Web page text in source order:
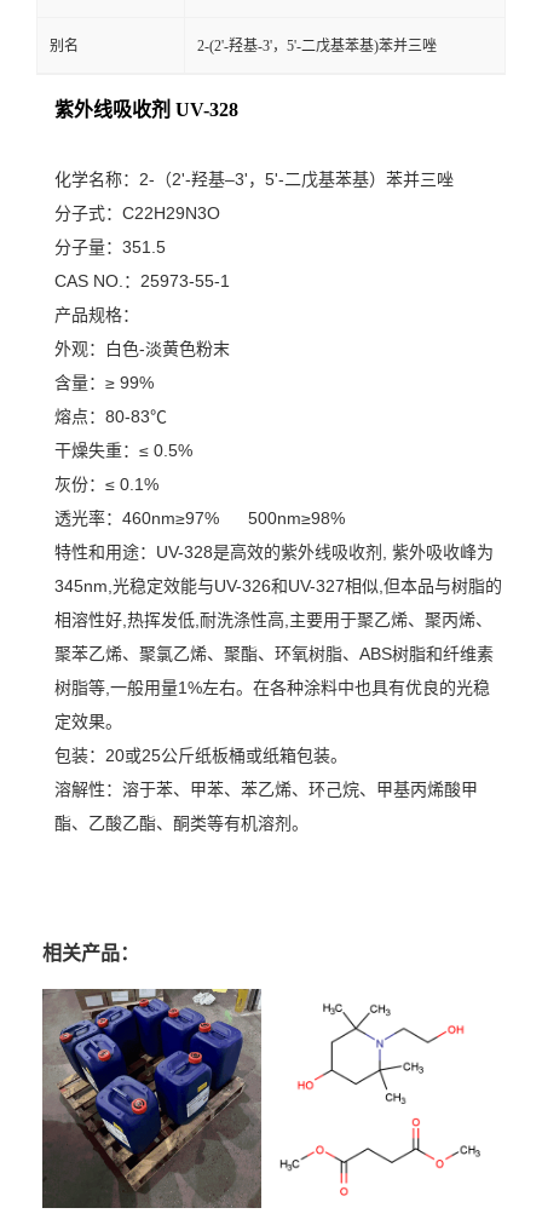
别名 2-(2'-羟基-3'，5'-二戊基苯基)苯并三唑
紫外线吸收剂 UV-328
化学名称：2-（2'-羟基–3'，5'-二戊基苯基）苯并三唑
分子式：C22H29N3O
分子量：351.5
CAS NO.：25973-55-1
产品规格：
外观：白色-淡黄色粉末
含量：≥ 99%
熔点：80-83℃
干燥失重：≤ 0.5%
灰份：≤ 0.1%
透光率：460nm≥97% 500nm≥98%
特性和用途： UV-328是高效的紫外线吸收剂, 紫外吸收峰为
345nm,光稳定效能与UV-326和UV-327相似,但本品与树脂的
相溶性好,热挥发低,耐洗涤性高,主要用于聚乙烯、聚丙烯、
聚苯乙烯、聚氯乙烯、聚酯、环氧树脂、ABS树脂和纤维素
树脂等,一般用量1%左右。在各种涂料中也具有优良的光稳
定效果。
包装：20或25公斤纸板桶或纸箱包装。
溶解性：溶于苯、甲苯、苯乙烯、环己烷、甲基丙烯酸甲
酯、乙酸乙酯、酮类等有机溶剂。
相关产品：